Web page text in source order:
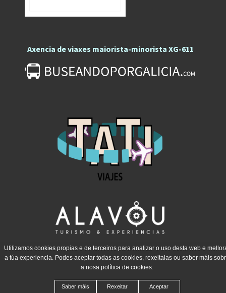
Utilizamos cookies propias e de terceiros para analizar o uso desta web e
a túa experiencia. Podes aceptar todas as cookies, rexeitalas ou saber máis
a nosa política de cookies.
Saber máis Rexeitar Aceptar
Axencia de viaxes maiorista-minorista XG-611